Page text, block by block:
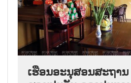
ເຮືອນອະນຸສອນສະຖາ